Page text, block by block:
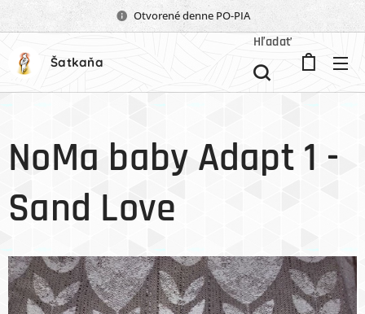
Otvorené denne PO-PIA
Šatkaňa
Hľadať
NoMa baby Adapt 1 -
Sand Love